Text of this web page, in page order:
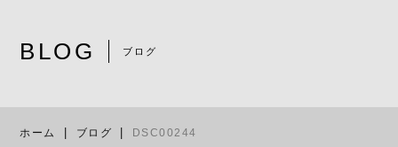
BLOG ブログ
ホーム ブログ DSC00244店舗一覧